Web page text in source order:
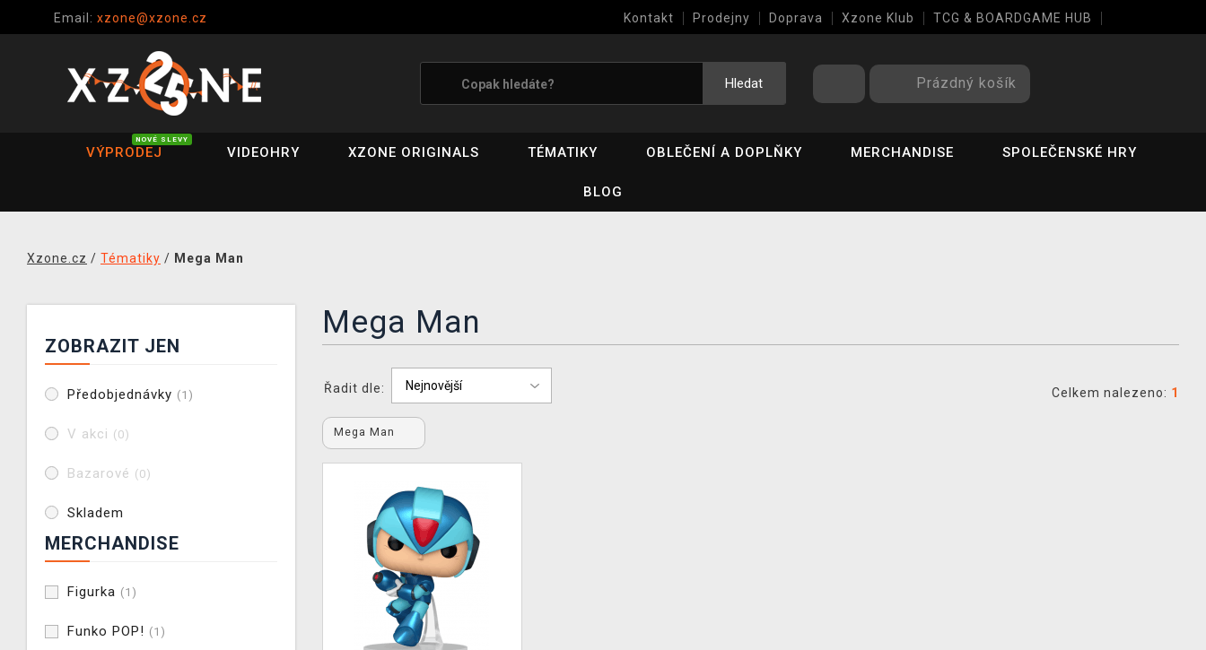
Email: xzone@xzone.cz Kontakt Prodejny Doprava Xzone Klub TCG & BOARDGAME HUB
Hledat Prázdný košík
VÝPRODEJ
NOVÉ SLEVY
VIDEOHRY XZONE ORIGINALS TÉMATIKY OBLEČENÍ A DOPLŇKY MERCHANDISE SPOLEČENSKÉ HRY
BLOG
Xzone.cz / Tématiky / Mega Man
ZOBRAZIT JEN
Předobjednávky (1)
V akci (0)
Bazarové (0)
Skladem
MERCHANDISE
Figurka (1)
Funko POP! (1)
Mega Man
Řadit dle: Celkem nalezeno: 1
Mega Man